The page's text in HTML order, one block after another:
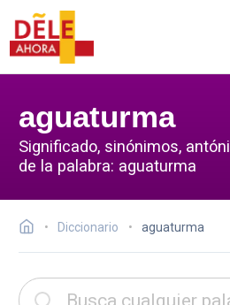
aguaturma
Significado, sinónimos,
de la palabra: aguaturma
Diccionario aguaturma